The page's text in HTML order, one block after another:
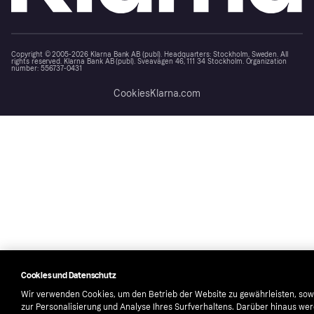
Copyright © 2005-2026 Klarna Bank AB (publ). Headquarters: Stockholm, Sweden. All
rights reserved. Klarna Bank AB (publ). Sveavägen 46, 111 34 Stockholm. Organization
number: 556737-0431
CookiesKlarna.com
Cookies und Datenschutz
Wir verwenden Cookies, um den Betrieb der Website zu gewährleisten,
zur Personalisierung und Analyse Ihres Surfverhaltens. Darüber hinaus